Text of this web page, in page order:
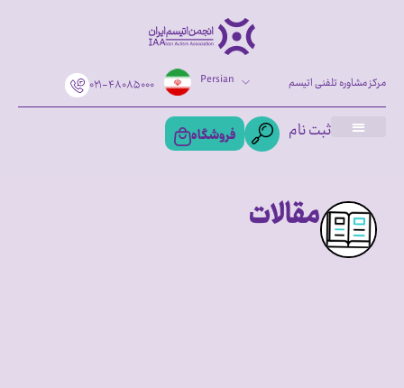
۰۲۱-۴۸۰۸۵۰۰۰ Persian مرکز مشاوره تلفنی اتیسم
ثبت نام فروشگاه
مقالات